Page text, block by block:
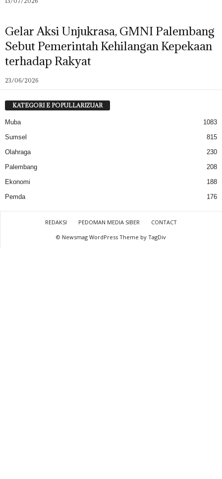
Gelar Aksi Unjukrasa, GMNI Palembang
Sebut Pemerintah Kehilangan Kepekaan
terhadap Rakyat
23/06/2026
KATEGORI E POPULLARIZUAR
Muba
1083
Sumsel
815
Olahraga
230
Palembang
208
Ekonomi
188
Pemda
176
REDAKSI PEDOMAN MEDIA SIBER
CONTACT
© Newsmag WordPress Theme by TagDiv